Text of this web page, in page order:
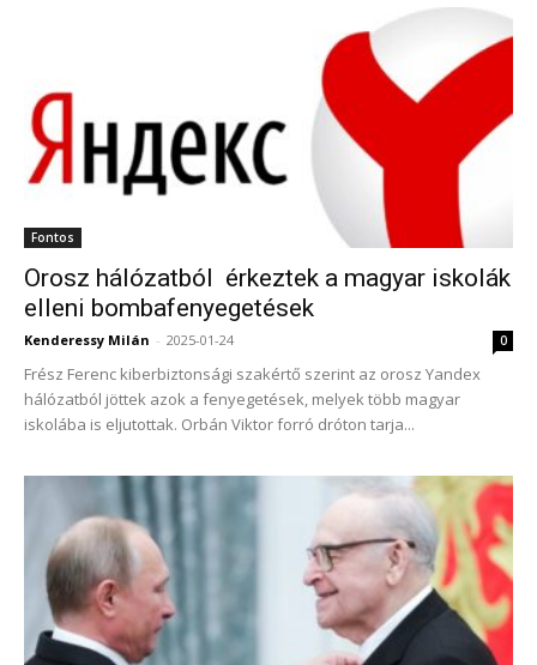
Fontos
Orosz hálózatból érkeztek a magyar iskolák
elleni bombafenyegetések
Kenderessy Milán - 2025-01-24 0
Frész Ferenc kiberbiztonsági szakértő szerint az orosz Yandex
hálózatból jöttek azok a fenyegetések, melyek több magyar
iskolába is eljutottak. Orbán Viktor forró dróton tarja...